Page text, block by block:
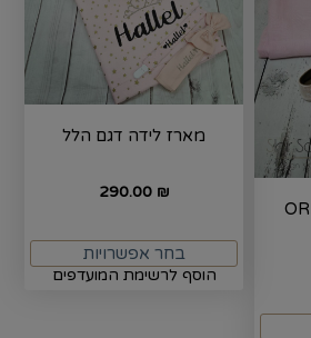
מארז לידה דגם הלל
290.00 ₪
בחר אפשרויות
הוסף לרשימת המועדפים